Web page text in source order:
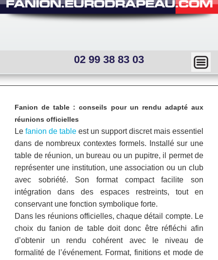
02 99 38 83 03
menu
Ma
squ
Mai
me
nu
Sous
menu
interne
Fanion de table : conseils pour un rendu adapté aux
réunions officielles
Le fanion de table est un support discret mais essentiel
dans de nombreux contextes formels. Installé sur une
table de réunion, un bureau ou un pupitre, il permet de
représenter une institution, une association ou un club
avec sobriété. Son format compact facilite son
intégration dans des espaces restreints, tout en
conservant une fonction symbolique forte.
Dans les réunions officielles, chaque détail compte. Le
choix du fanion de table doit donc être réfléchi afin
d’obtenir un rendu cohérent avec le niveau de
formalité de l’événement. Format, finitions et mode de